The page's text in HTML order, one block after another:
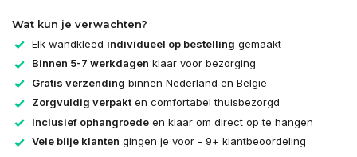
Wat kun je verwachten?
Elk wandkleed individueel op bestelling gemaakt
Binnen 5-7 werkdagen klaar voor bezorging
Gratis verzending binnen Nederland en België
Zorgvuldig verpakten comfortabel thuisbezorgd
Inclusief ophangroede en klaar om direct op te hangen
Vele blije klanten gingen je voor - 9+ klantbeoordeling